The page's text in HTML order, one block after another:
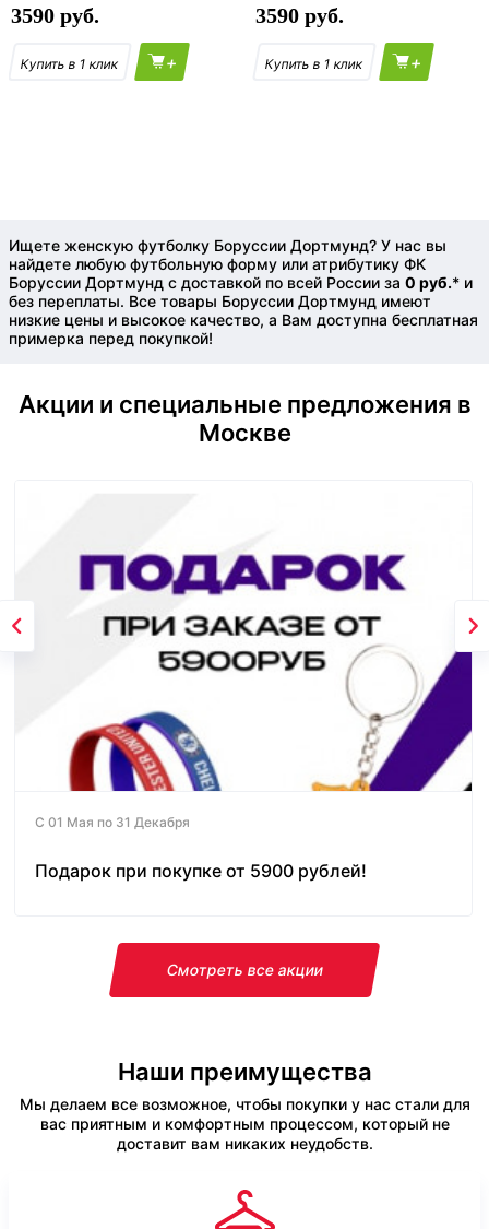
3590
+
3590
+
Ищете женскую футболку Боруссии Дортмунд? У нас вы
найдете любую футбольную форму или атрибутику ФК
Боруссии Дортмунд с доставкой по всей России за 0 руб.* и
без переплаты. Все товары Боруссии Дортмунд имеют
низкие цены и высокое качество, а Вам доступна бесплатная
примерка перед покупкой!
Акции и специальные предложения в
Москве
С 01 Мая по 31 Декабря
Подарок при покупке от 5900 рублей!
Смотреть все акции
Наши преимущества
Мы делаем все возможное, чтобы покупки у нас стали для
вас приятным и комфортным процессом, который не
доставит вам никаких неудобств.